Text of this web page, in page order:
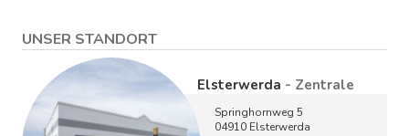
UNSER STANDORT
Elsterwerda - Zentrale
Springhornweg 5
04910 Elsterwerda